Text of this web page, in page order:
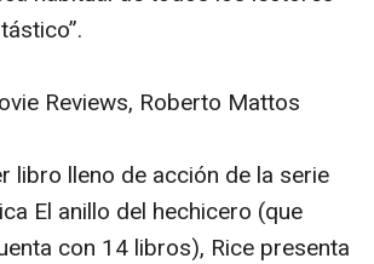
Reviews, Roberto Mattos
libro lleno de acción de la serie
El anillo del hechicero (que
con 14 libros), Rice presenta